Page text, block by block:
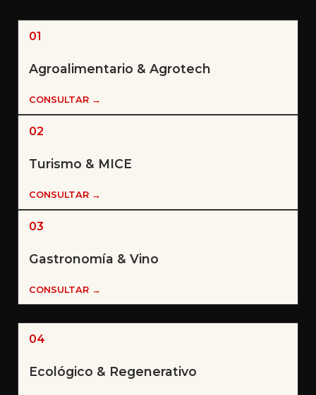
01
Agroalimentario & Agrotech
CONSULTAR →
02
Turismo & MICE
CONSULTAR →
03
Gastronomía & Vino
CONSULTAR →
04
Ecológico & Regenerativo